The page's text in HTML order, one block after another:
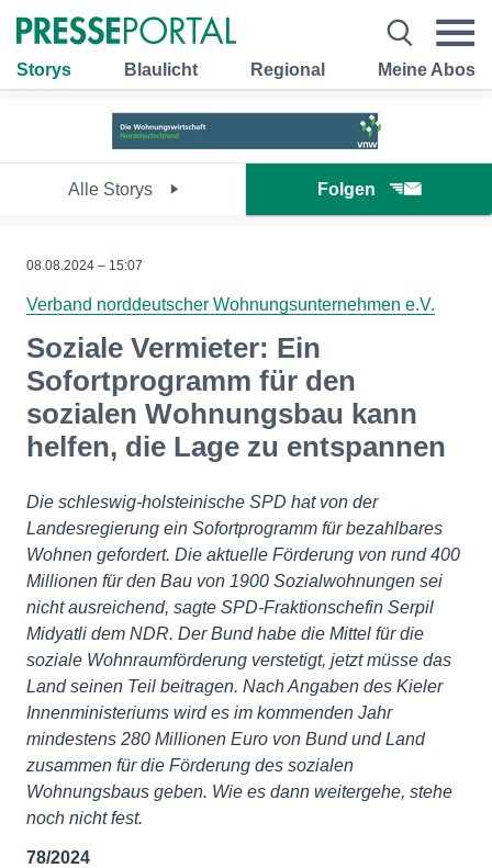
Storys Blaulicht Regional Meine Abos
Alle Storys Folgen
08.08.2024 – 15:07
Verband norddeutscher Wohnungsunternehmen e.V.
Soziale Vermieter: Ein
Sofortprogramm für den
sozialen Wohnungsbau kann
helfen, die Lage zu entspannen
Die schleswig-holsteinische SPD hat von der
Landesregierung ein Sofortprogramm für bezahlbares
Wohnen gefordert. Die aktuelle Förderung von rund 400
Millionen für den Bau von 1900 Sozialwohnungen sei
nicht ausreichend, sagte SPD-Fraktionschefin Serpil
Midyatli dem NDR. Der Bund habe die Mittel für die
soziale Wohnraumförderung verstetigt, jetzt müsse das
Land seinen Teil beitragen. Nach Angaben des Kieler
Innenministeriums wird es im kommenden Jahr
mindestens 280 Millionen Euro von Bund und Land
zusammen für die Förderung des sozialen
Wohnungsbaus geben. Wie es dann weitergehe, stehe
noch nicht fest.
78/2024